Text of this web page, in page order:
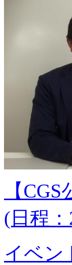
【
(日程
イベン